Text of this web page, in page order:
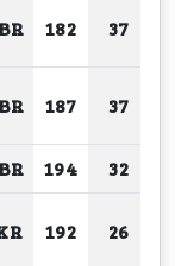
182 37
187 37
194 32
192 26